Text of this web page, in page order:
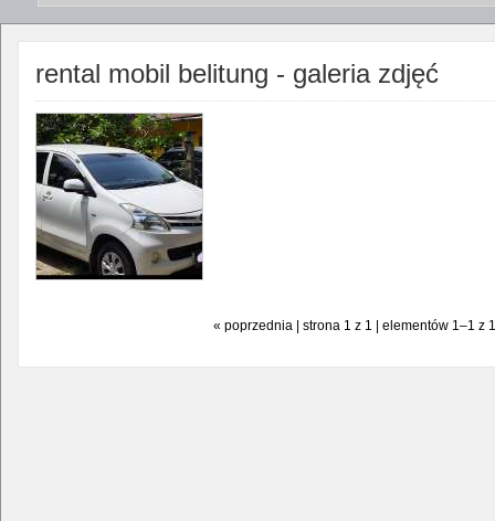
rental mobil belitung - galeria zdjęć
« poprzednia | strona 1 z 1 | elementów 1–1 z